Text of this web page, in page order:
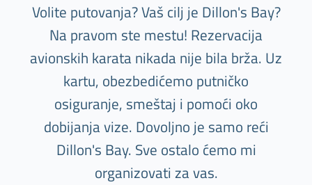
Volite putovanja? Vaš cilj je Dillon's Bay?
Na pravom ste mestu! Rezervacija
avionskih karata nikada nije bila brža. Uz
kartu, obezbedićemo putničko
osiguranje, smeštaj i pomoći oko
dobijanja vize. Dovoljno je samo reći
Dillon's Bay. Sve ostalo ćemo mi
organizovati za vas.